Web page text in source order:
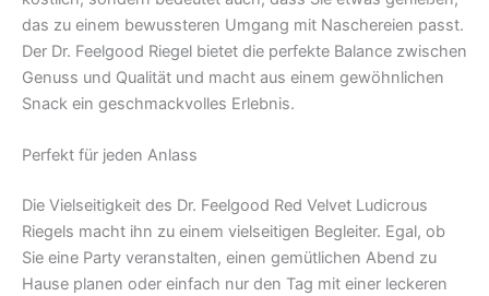
das zu einem bewussteren Umgang mit Naschereien passt.
Der Dr. Feelgood Riegel bietet die perfekte Balance zwischen
Genuss und Qualität und macht aus einem gewöhnlichen
Snack ein geschmackvolles Erlebnis.
Perfekt für jeden Anlass
Die Vielseitigkeit des Dr. Feelgood Red Velvet Ludicrous
Riegels macht ihn zu einem vielseitigen Begleiter. Egal, ob
Sie eine Party veranstalten, einen gemütlichen Abend zu
Hause planen oder einfach nur den Tag mit einer leckeren